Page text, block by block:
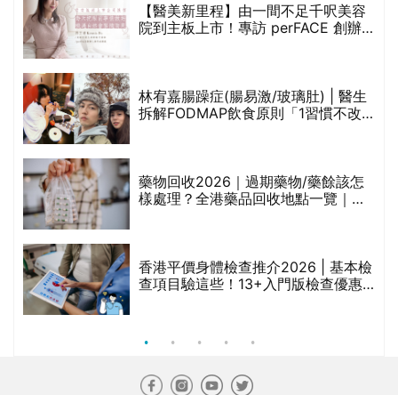
【醫美新里程】由一間不足千呎美容
院到主板上市！專訪 perFACE 創辦
林宥嘉腸躁症(腸易激/玻璃肚) | 醫生
拆解FODMAP飲食原則「1習慣不改
藥物回收2026｜過期藥物/藥餘該怎
樣處理？全港藥品回收地點一覽｜屈
香港平價身體檢查推介2026 | 基本檢
查項目驗這些！13+入門版檢查優惠